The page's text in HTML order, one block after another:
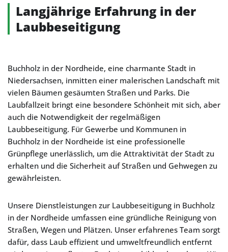
Langjährige Erfahrung in der
Laubbeseitigung
Buchholz in der Nordheide, eine charmante Stadt in
Niedersachsen, inmitten einer malerischen Landschaft mit
vielen Bäumen gesäumten Straßen und Parks. Die
Laubfallzeit bringt eine besondere Schönheit mit sich, aber
auch die Notwendigkeit der regelmäßigen
Laubbeseitigung. Für Gewerbe und Kommunen in
Buchholz in der Nordheide ist eine professionelle
Grünpflege unerlässlich, um die Attraktivität der Stadt zu
erhalten und die Sicherheit auf Straßen und Gehwegen zu
gewährleisten.
Unsere Dienstleistungen zur Laubbeseitigung in Buchholz
in der Nordheide umfassen eine gründliche Reinigung von
Straßen, Wegen und Plätzen. Unser erfahrenes Team sorgt
dafür, dass Laub effizient und umweltfreundlich entfernt